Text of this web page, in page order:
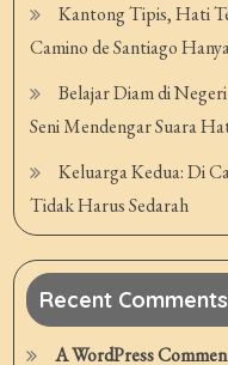
Kantong Tipis, Hati
Camino de Santiago
Belajar Diam di
Seni Mendengar Suara
Keluarga Kedua: Di
Tidak Harus Sedarah
Recent Comments
A WordPress